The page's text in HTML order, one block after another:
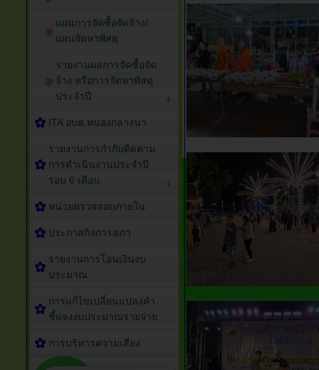
แผนการจัดซื้อจัดจ้าง/
แผนจัดหาพัสดุ
รายงานผลการจัดซื้อจัด
จ้าง หรือการจัดหาพัสดุ
ประจำปี
ITA อบต.หนองกลางนา
รายงานการกำกับติดตาม
การดำเนินงานประจำปี
รอบ 6 เดือน
หน่วยตรวจสอบภายใน
ประกาศกิจการสภา
รายงานการโอนเงินงบ
ประมาณ
การแก้ไขเปลี่ยนแปลงคำ
ชี้แจงงบประมาณรายจ่าย
การบริหารความเสี่ยง